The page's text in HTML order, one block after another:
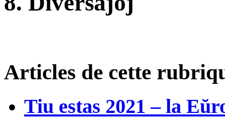
Articles de cette
Tiu estas 2021 – la